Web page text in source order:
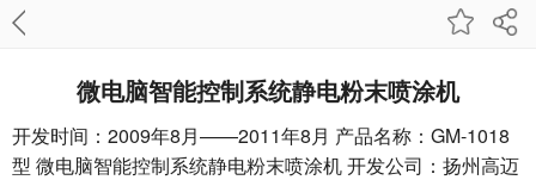
微电脑智能控制系统静电粉末喷涂机
开发时间：2009年8月——2011年8月 产品名称：GM-1018
型 微电脑智能控制系统静电粉末喷涂机 开发公司：扬州高迈